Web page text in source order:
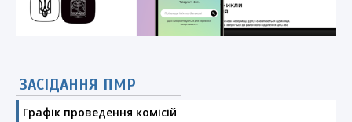
ЗАСІДАННЯ ПМР
Графік проведення комісій